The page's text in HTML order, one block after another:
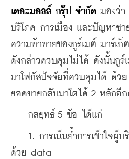
เดอะมอลล์ กรุ๊ป จำกัด มองว่า
บริโภค การเมือง และปัญหาชา
ความท้าทายของกูร์เมต์ มาร์เก็
ดังกล่าวควบคุมไม่ได้ ดังนั้นกูร์
มาโฟกัสปัจจัยที่ควบคุมได้ ด้ว
ยอดขายกลับมาโตได้ 2 หลักอีก
กลยุทธ์ 5 ข้อ ได้แก่
1. การเน้นย้ำการเข้าใจผู้บ
ด้วย data